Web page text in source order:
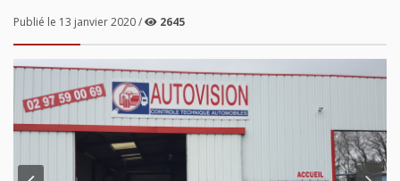
Publié le 13 janvier 2020 / 2645